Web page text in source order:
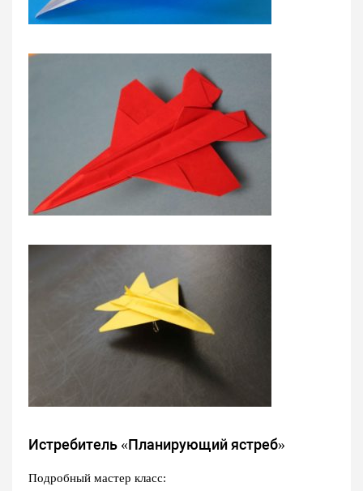
Истребитель «Планирующий ястреб»
Подробный мастер класс: